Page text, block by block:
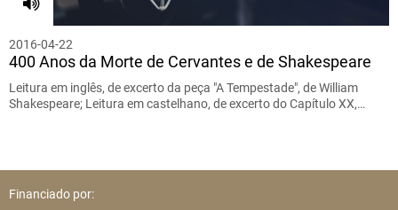
2016-04-22
400 Anos da Morte de Cervantes e de Shakespeare
Leitura em inglês, de excerto da peça "A Tempestade", de William
Shakespeare; Leitura em castelhano, de excerto do Capítulo XX,…
Financiado por: